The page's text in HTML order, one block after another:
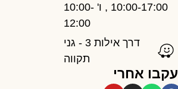
10:00-17:00 , ו' 10:00-
12:00
דרך אילות 3 - גני
תקווה
עקבו אחרי